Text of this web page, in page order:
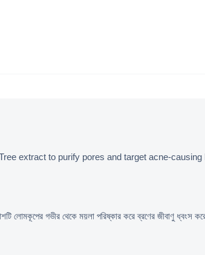
extract to purify pores and target acne-
লোমকূপের গভীর থেকে ময়লা পরিষ্কার করে ব্রণের জীবাণু ধ্বংস